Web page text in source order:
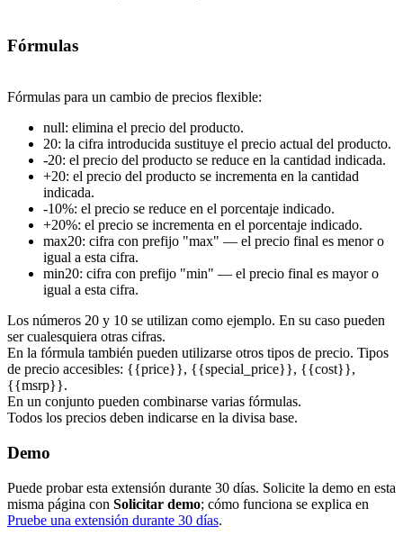
Fórmulas
Fórmulas para un cambio de precios flexible:
null: elimina el precio del producto.
20: la cifra introducida sustituye el precio actual del producto.
-20: el precio del producto se reduce en la cantidad indicada.
+20: el precio del producto se incrementa en la cantidad
indicada.
-10%: el precio se reduce en el porcentaje indicado.
+20%: el precio se incrementa en el porcentaje indicado.
max20: cifra con prefijo "max" — el precio final es menor o
igual a esta cifra.
min20: cifra con prefijo "min" — el precio final es mayor o
igual a esta cifra.
Los números 20 y 10 se utilizan como ejemplo. En su caso pueden
ser cualesquiera otras cifras.
En la fórmula también pueden utilizarse otros tipos de precio. Tipos
de precio accesibles: {{price}}, {{special_price}}, {{cost}},
{{msrp}}.
En un conjunto pueden combinarse varias fórmulas.
Todos los precios deben indicarse en la divisa base.
Demo
Puede probar esta extensión durante 30 días. Solicite la demo en esta
misma página con Solicitar demo; cómo funciona se explica en
Pruebe una extensión durante 30 días.